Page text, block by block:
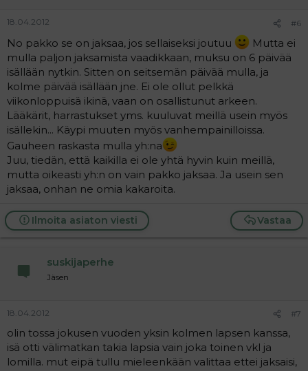
18.04.2012 #6
No pakko se on jaksaa, jos sellaiseksi joutuu
Mutta ei
mulla paljon jaksamista vaadikkaan, muksu on 6 päivää
isällään nytkin. Sitten on seitsemän päivää mulla, ja
kolme päivää isällään jne. Ei ole ollut pelkkä
viikonloppuisä ikinä, vaan on osallistunut arkeen.
Lääkärit, harrastukset yms. kuuluvat meillä usein myös
isällekin... Käypi muuten myös vanhempainilloissa.
Gauheen raskasta mulla yh:na
Juu, tiedän, että kaikilla ei ole yhtä hyvin kuin meillä,
mutta oikeasti yh:n on vain pakko jaksaa. Ja usein sen
jaksaa, onhan ne omia kakaroita.
Vastaa
Ilmoita asiaton viesti
suskijaperhe
Jäsen
18.04.2012 #7
olin tossa jokusen vuoden yksin kolmen lapsen kanssa,
isä otti välimatkan takia lapsia vain joka toinen vkl ja
lomilla. mut eipä tullu mieleenkään valittaa ettei jaksaisi,